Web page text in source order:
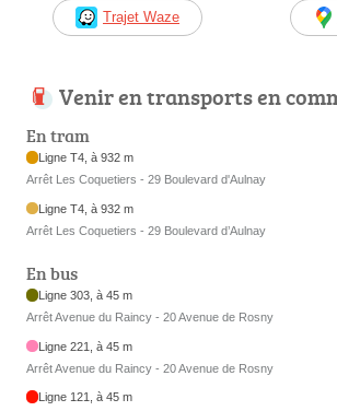
Trajet Waze
Venir en transports en
En tram
Ligne T4, à 932 m
Arrêt Les Coquetiers - 29 Boulevard d'Aulnay
Ligne T4, à 932 m
Arrêt Les Coquetiers - 29 Boulevard d’Aulnay
En bus
Ligne 303, à 45 m
Arrêt Avenue du Raincy - 20 Avenue de Rosny
Ligne 221, à 45 m
Arrêt Avenue du Raincy - 20 Avenue de Rosny
Ligne 121, à 45 m